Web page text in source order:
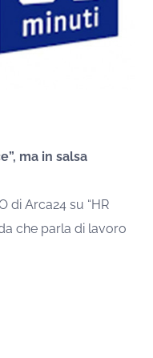
ma in salsa
di Arca24 su “HR
che parla di lavoro